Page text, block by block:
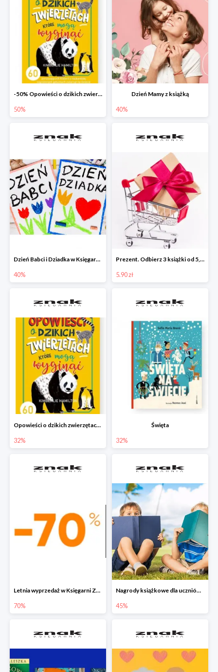
-50% Opowieści o dzikich zwierzętach
50%
Dzień Mamy z książką
40%
Dzień Babci i Dziadka w Księgarni Znak do -40%
40%
Prezent. Odbierz 3 książki od 5,90zł
5.90 zł
Opowieści o dzikich zwierzętach, które mogą wyginąć.
32%
Święta
32%
Letnia wyprzedaż w Księgarni Znak do -70%
70%
Nagrody książkowe dla uczniów na koniec roku szkolnego w Księgarni Znak do -45%
45%